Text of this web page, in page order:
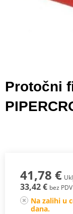
Protočni
41,78 €
33,42 € bez PDV
Na zalihi u
dana.